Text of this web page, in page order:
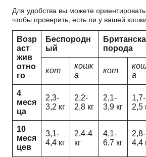
Для удобства вы можете
чтобы проверить, есть ли у вашей
Возр
аст
жив
отно
го
Беспородн
ый
порода
кот
кошк
а
кот
а
4
меся
ца
2,3-
3,2 кг
2,2-
2,8 кг
2,1-
3,9 кг
1,7-
2,5
10
меся
цев
3,1-
4,4 кг
2,4-4
кг
4,1-
6,7 кг
2,8-
4,4